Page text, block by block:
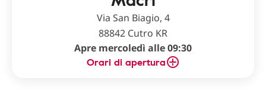
Via San Biagio, 4
88842 Cutro KR
Apre mercoledì alle 09:30
Orari di apertura